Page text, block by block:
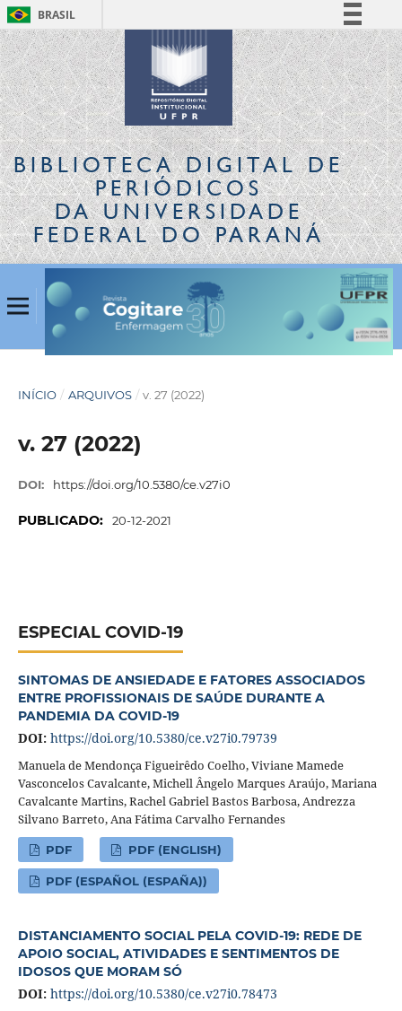
BRASIL
Simplifique!
Comunica BR
Participe
Acesso à informação
Legislação
Canais
BIBLIOTECA DIGITALDE
PERIÓDICOS
DA UNIVERSIDADE
FEDERAL DO PARANÁ
INÍCIO / ARQUIVOS / v. 27 (2022)
v. 27 (2022)
DOI: https://doi.org/10.5380/ce.v27i0
PUBLICADO: 20-12-2021
ESPECIAL COVID-19
SINTOMAS DE ANSIEDADE E FATORES ASSOCIADOS
ENTRE PROFISSIONAIS DE SAÚDE DURANTE A
PANDEMIA DA COVID-19
DOI: https://doi.org/10.5380/ce.v27i0.79739
Manuela de Mendonça Figueirêdo Coelho, Viviane Mamede
Vasconcelos Cavalcante, Michell Ângelo Marques Araújo, Mariana
Cavalcante Martins, Rachel Gabriel Bastos Barbosa, Andrezza
Silvano Barreto, Ana Fátima Carvalho Fernandes
PDF PDF (ENGLISH)
PDF (ESPAÑOL (ESPAÑA))
DISTANCIAMENTO SOCIAL PELA COVID-19: REDE DE
APOIO SOCIAL, ATIVIDADES E SENTIMENTOS DE
IDOSOS QUE MORAM SÓ
DOI: https://doi.org/10.5380/ce.v27i0.78473